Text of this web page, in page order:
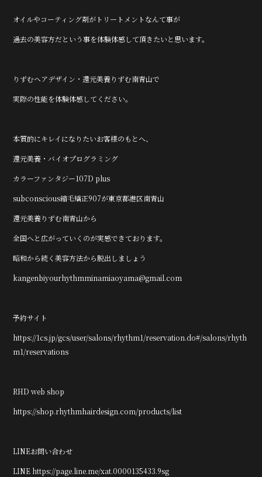
オイルやコーティング剤がトリートメントなんて事が
過去の美容方だという事を体験体感して頂きたいと思います。
りずむヘアデザイン・還元美養りずむ南青山で
実際の性能を体験体感してください。
本質的にキレイになりたいお客様のもとへ、
還元美養・バイオプログラミング
カラーファンタジー107D plus
subconscious縮毛矯正907が東京都港区南青山
還元美養りずむ南青山から
全国へと広がっていくのが実感できております。
昭和から続く美容方法から脱出しましょう
kangenbiyourhythmminamiaoyama@gmail.com
予約サイト
https://1cs.jp/gcs/user/salons/rhythm1/reservation.do#/salons/rhyth
m1/reservations
RHD web shop
https://shop.rhythmhairdesign.com/products/list
LINEお問い合わせ
LINE https://page.line.me/xat.0000135433.9sg